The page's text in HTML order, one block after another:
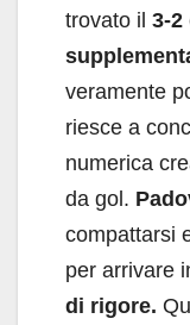
trovato il 3-2
veramente
riesce a
numerica
da gol.
compattarsi
per arrivare
di rigore.